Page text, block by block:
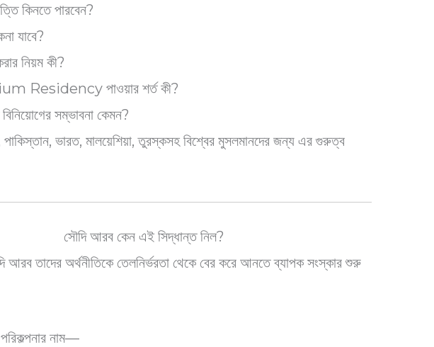
কিনতে পারবেন?
যাবে?
নিয়ম কী?
Residency পাওয়ার শর্ত কী?
সম্ভাবনা কেমন?
পাকিস্তান, ভারত, মালয়েশিয়া, তুরস্কসহ বিশ্বের মুসলমানদের জন্য এর গুরুত্ব
সৌদি আরব কেন এই সিদ্ধান্ত নিল?
তাদের অর্থনীতিকে তেলনির্ভরতা থেকে বের করে আনতে ব্যাপক সংস্কার শুরু
নাম—